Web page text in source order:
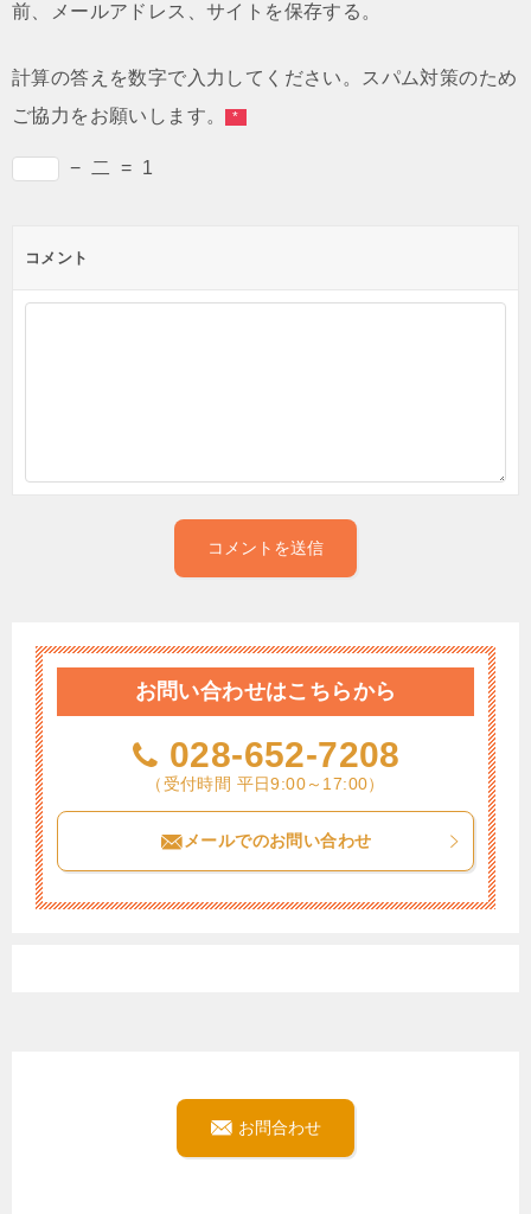
前、メールアドレス、サイトを保存する。
計算の答えを数字で入力してください。スパム対策のため
ご協力をお願いします。 *
− 二 = 1
コメント
お問い合わせはこちらから
028-652-7208
（受付時間 平日9:00～17:00）
メールでのお問い合わせ
お問合わせ